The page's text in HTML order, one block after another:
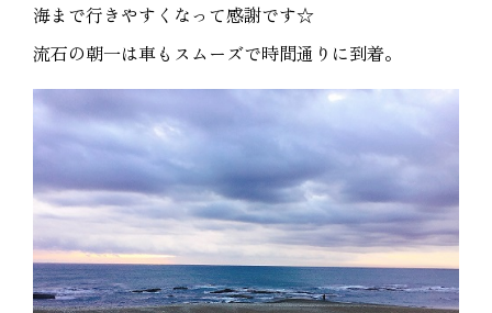
海まで行きやすくなって感謝です☆
流石の朝一は車もスムーズで時間通りに到着。